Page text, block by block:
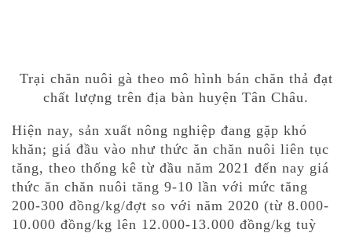
Trại chăn nuôi gà theo mô hình bán chăn thả đạt
chất lượng trên địa bàn huyện Tân Châu.
Hiện nay, sản xuất nông nghiệp đang gặp khó
khăn; giá đầu vào như thức ăn chăn nuôi liên tục
tăng, theo thống kê từ đầu năm 2021 đến nay giá
thức ăn chăn nuôi tăng 9-10 lần với mức tăng
200-300 đồng/kg/đợt so với năm 2020 (từ 8.000-
10.000 đồng/kg lên 12.000-13.000 đồng/kg tuỳ